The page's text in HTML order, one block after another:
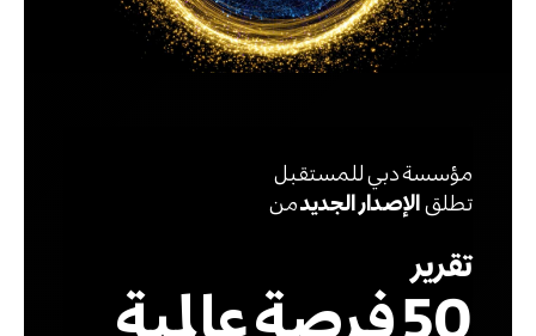
مؤسسة دبي للمستقبل
تطلقالإصدار الجديدمن
تقرير
50 فرصة عالمية